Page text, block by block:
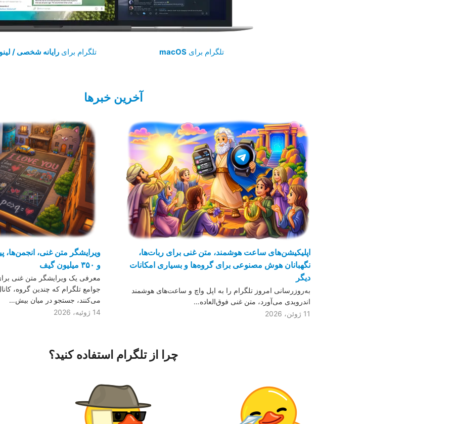
تلگرام برای‏رایانه شخصی / تلگرام برایmacOS
آخرین خبرها
ویرایشگر متن غنی، انجمن‌ها،
و ۳۵۰ میلیون گیف
معرفی یک ویرایشگر متن غنی
جوامع تلگرام که چندین گروه،
می‌کنند، جستجو در میان بیش…
14 ژوئیه، 2026
اپلیکیشن‌های ساعت هوشمند، متن غنی برای ربات‌ها،
نگهبانان هوش مصنوعی برای گروه‌ها و بسیاری امکانات
دیگر
به‌روزرسانی امروز تلگرام را به اپل واچ و ساعت‌های هوشمند
اندرویدی می‌آورد، متن غنی فوق‌العاده…
11 ژوئن، 2026
چرا از تلگرام استفاده کنید؟